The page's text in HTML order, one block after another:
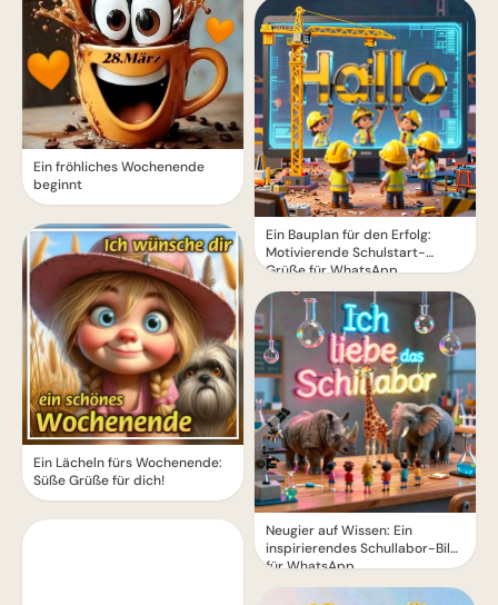
Ein fröhliches Wochenende
beginnt
Ein Lächeln fürs Wochenende:
Süße Grüße für dich!
Ein Bauplan für den Erfolg:
Motivierende Schulstart-
Grüße für WhatsApp
Neugier auf Wissen: Ein
inspirierendes Schullabor-Bild
für WhatsApp